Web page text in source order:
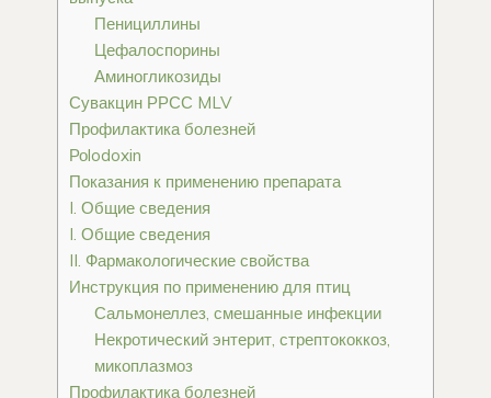
Пенициллины
Цефалоспорины
Аминогликозиды
Сувакцин РРСС MLV
Профилактика болезней
Роlodoxin
Показания к применению препарата
I. Общие сведения
I. Общие сведения
II. Фармакологические свойства
Инструкция по применению для птиц
Сальмонеллез, смешанные инфекции
Некротический энтерит, стрептококкоз,
микоплазмоз
Профилактика болезней